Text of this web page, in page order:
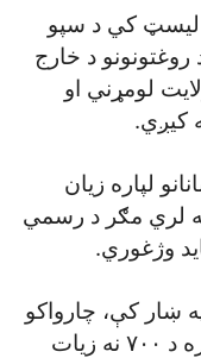
ناروغو ليسټ کي د سپو
قضيې د روغتونونو د خارج
لومړني او
کيږي.
لپاره زيان
لري مګر د رسمي
وژغوري.
کراچي په ښار کې، چارواکو
د سپی خوړلو او د رنځ د ساتلو لپاره د ۷۰۰ نه زيات